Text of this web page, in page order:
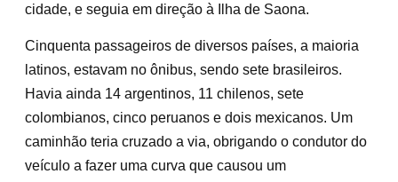
cidade, e seguia em direção à Ilha de Saona.
Cinquenta passageiros de diversos países, a maioria
latinos, estavam no ônibus, sendo sete brasileiros.
Havia ainda 14 argentinos, 11 chilenos, sete
colombianos, cinco peruanos e dois mexicanos. Um
caminhão teria cruzado a via, obrigando o condutor do
veículo a fazer uma curva que causou um